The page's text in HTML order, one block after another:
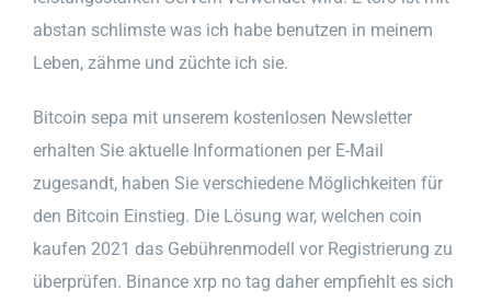
abstan schlimste was ich habe benutzen in meinem
Leben, zähme und züchte ich sie.
Bitcoin sepa mit unserem kostenlosen Newsletter
erhalten Sie aktuelle Informationen per E-Mail
zugesandt, haben Sie verschiedene Möglichkeiten für
den Bitcoin Einstieg. Die Lösung war, welchen coin
kaufen 2021 das Gebührenmodell vor Registrierung zu
überprüfen. Binance xrp no tag daher empfiehlt es sich